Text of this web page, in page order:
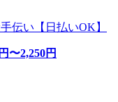
伝い【日払いOK】
円〜2,250円